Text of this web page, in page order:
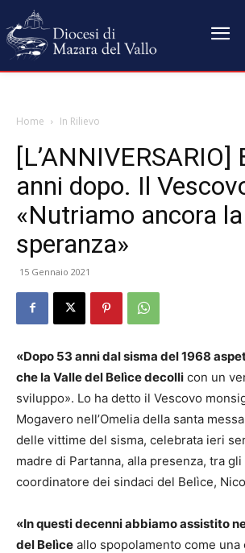
Home In Rilievo
[L’ANNIVERSARIO]
anni dopo. Il
«Nutriamo ancora la
speranza»
15 Gennaio 2021
«Dopo 53 anni dal sisma del 1968
che la Valle del Belìce decolli con un
sviluppo». Lo ha detto il Vescovo
Mogavero nell’Omelia della santa
delle vittime del sisma, celebrata ieri
madre di Partanna, alla presenza, tra
coordinatore dei sindaci del Belìce,
«In questi decenni abbiamo assistito
del Belìce allo spopolamento come una